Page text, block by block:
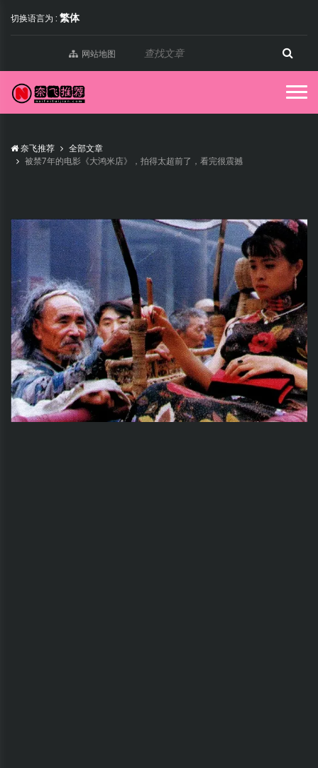
切换语言为 : 繁体
网站地图
奈飞推荐
全部文章
被禁7年的电影《大鸿米店》，拍得太超前了，看完很震撼